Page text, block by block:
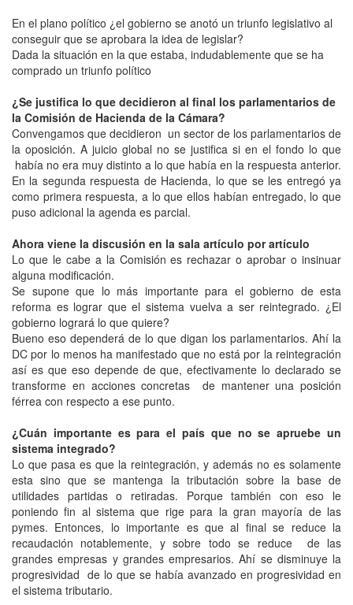
En el plano político ¿el gobierno se anotó un triunfo legislativo al
conseguir que se aprobara la idea de legislar?
Dada la situación en la que estaba, indudablemente que se ha
comprado un triunfo político
¿Se justifica lo que decidieron al final los parlamentarios de
la Comisión de Hacienda de la Cámara?
Convengamos que decidieron un sector de los parlamentarios de
la oposición. A juicio global no se justifica si en el fondo lo que
había no era muy distinto a lo que había en la respuesta anterior.
En la segunda respuesta de Hacienda, lo que se les entregó ya
como primera respuesta, a lo que ellos habían entregado, lo que
puso adicional la agenda es parcial.
Ahora viene la discusión en la sala artículo por artículo
Lo que le cabe a la Comisión es rechazar o aprobar o insinuar
alguna modificación.
Se supone que lo más importante para el gobierno de esta
reforma es lograr que el sistema vuelva a ser reintegrado. ¿El
gobierno logrará lo que quiere?
Bueno eso dependerá de lo que digan los parlamentarios. Ahí la
DC por lo menos ha manifestado que no está por la reintegración
así es que eso depende de que, efectivamente lo declarado se
transforme en acciones concretas de mantener una posición
férrea con respecto a ese punto.
¿Cuán importante es para el país que no se apruebe un
sistema integrado?
Lo que pasa es que la reintegración, y además no es solamente
esta sino que se mantenga la tributación sobre la base de
utilidades partidas o retiradas. Porque también con eso le
poniendo fin al sistema que rige para la gran mayoría de las
pymes. Entonces, lo importante es que al final se reduce la
recaudación notablemente, y sobre todo se reduce de las
grandes empresas y grandes empresarios. Ahí se disminuye la
progresividad de lo que se había avanzado en progresividad en
el sistema tributario.